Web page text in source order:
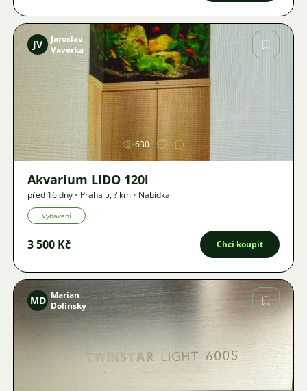
Obrázek
JV
Jaroslav
Vaverka
630
Akvarium LIDO 120l
před 16 dny • Praha 5,? km • Nabídka
Vybavení
3 500 Kč Chci koupit
Obrázek
MD Marian
Dolinsky